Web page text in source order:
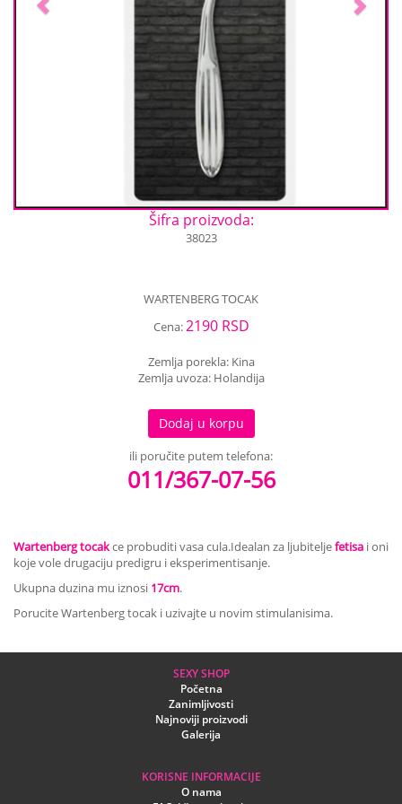
Šifra proizvoda:
38023
WARTENBERG TOCAK
Cena:2190 RSD
Zemlja porekla: Kina
Zemlja uvoza: Holandija
Dodaj u korpu
ili poručite putem telefona:
011/367-07-56
Wartenberg tocakce probuditi vasa cula.Idealan za ljubiteljefetisa i oni
koje vole drugaciju predigru i eksperimentisanje.
Ukupna duzina mu iznosi 17cm.
Porucite Wartenberg tocak i uzivajte u novim stimulanisima.
SEXY SHOP
Početna
Zanimljivosti
Najnoviji proizvodi
Galerija
KORISNE INFORMACIJE
O nama